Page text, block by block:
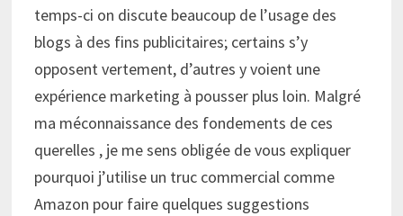
temps-ci on discute beaucoup de l’usage des
blogs à des fins publicitaires; certains s’y
opposent vertement, d’autres y voient une
expérience marketing à pousser plus loin. Malgré
ma méconnaissance des fondements de ces
querelles , je me sens obligée de vous expliquer
pourquoi j’utilise un truc commercial comme
Amazon pour faire quelques suggestions